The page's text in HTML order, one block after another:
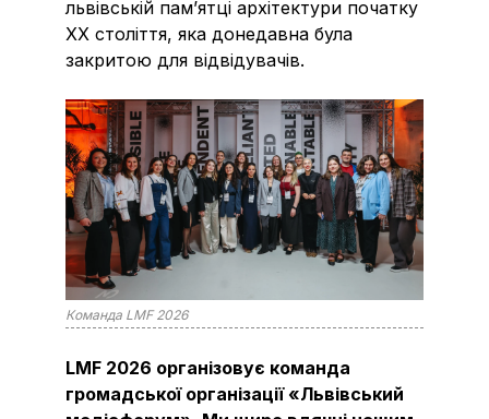
львівській пам’ятці архітектури початку
ХХ століття, яка донедавна була
закритою для відвідувачів.
Команда LMF 2026
LMF 2026 організовує команда
громадської організації «Львівський